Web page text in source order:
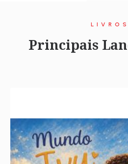
LIVROS
Principais